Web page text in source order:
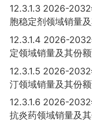
12.3.1.3 2026-
胞稳定剂领域销量
12.3.1.4 2026-
定领域销量及其份额
12.3.1.5 2026-
汀领域销量及其份
12.3.1.6 2026-
抗炎药领域销量及